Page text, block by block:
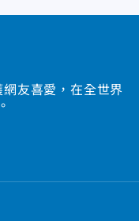
友喜愛，在全世界